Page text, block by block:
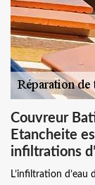
Couvreur
Etancheite
infiltrations
L’infiltration